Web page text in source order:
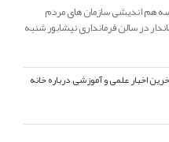
هم اندیشی سازمان های مردم
در سالن فرمانداری نیشابور شنبه
اخبار علمی و آموزشی,درباره خانه